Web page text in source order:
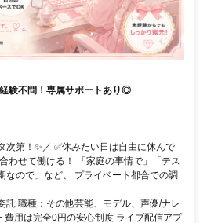
験不問！専属サポートあり◎
次第！✨／ ✅休みたい日は自由に休んで
わせて働ける！ 「家庭の事情で」「テス
なので」など、 プライベート都合での調
託 職種：その他芸能、モデル、声優/ナレ
費用は完全0円の安心制度 ライブ配信アプ